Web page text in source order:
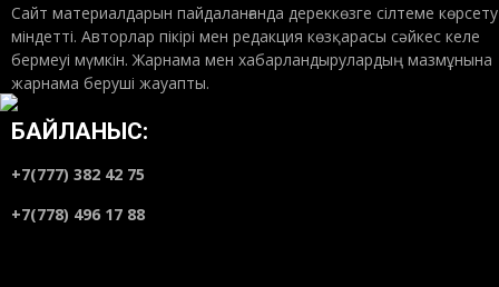
Сайт материалдарын пайдаланғанда дереккөзге сілтеме көрсету
міндетті. Авторлар пікірі мен редакция көзқарасы сәйкес келе
бермеуі мүмкін. Жарнама мен хабарландырулардың мазмұнына
жарнама беруші жауапты.
БАЙЛАНЫС:
+7(777) 382 42 75
+7(778) 496 17 88